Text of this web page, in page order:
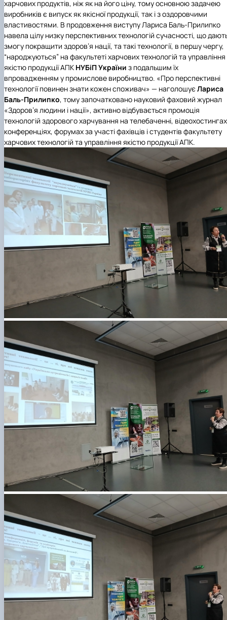
харчових продуктів, ніж як на його ціну, тому основною задачею
виробників є випуск як якісної продукції, так і з оздоровчими
властивостями. В продовження виступу Лариса Баль-Прилипко
навела цілу низку перспективних технологій сучасності, що
змогу покращити здоров’я нації, та такі технології, в першу чергу,
“народжуються” на факультеті харчових технологій та управління
якістю продукції АПК НУБіП України з подальшим їх
впровадженням у промислове виробництво. «Про перспективні
технології повинен знати кожен споживач» — наголошує Лариса
Баль-Прилипко, тому започатковано науковий фаховий журнал
«Здоров’я людини і нації», активно відбувається промоція
технологій здорового харчування на телебаченні,
конференціях, форумах за участі фахівців і студентів факультету
харчових технологій та управління якістю продукції АПК.